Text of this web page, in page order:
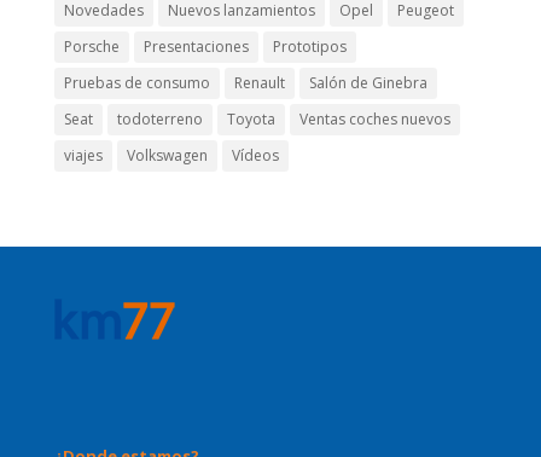
Novedades
Nuevos lanzamientos Opel
Peugeot
Porsche
Presentaciones
Prototipos
Pruebas de consumo
Renault
Salón de Ginebra
Seat
todoterreno Toyota
Ventas coches nuevos
viajes
Volkswagen Vídeos